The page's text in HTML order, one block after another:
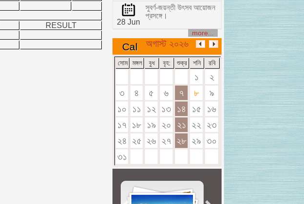
RESULT
28 Jun
সুবর্ণ-জয়ন্তী উৎসব আয়োজন
প্রসঙ্গে।
more...
Cal অগাস্ট ২০২৬
সোম মঙ্গল বুধ বৃহ: শুক্র শনি রবি
১
২
৩
৪ ৫ ৬ ৭ ৮
৯
১০
১১ ১২ ১৩ ১৪ ১৫
১৬
১৭ ১৮ ১৯ ২০ ২১ ২২
২৩
২৪ ২৫ ২৬ ২৭ ২৮ ২৯ ৩০
৩১